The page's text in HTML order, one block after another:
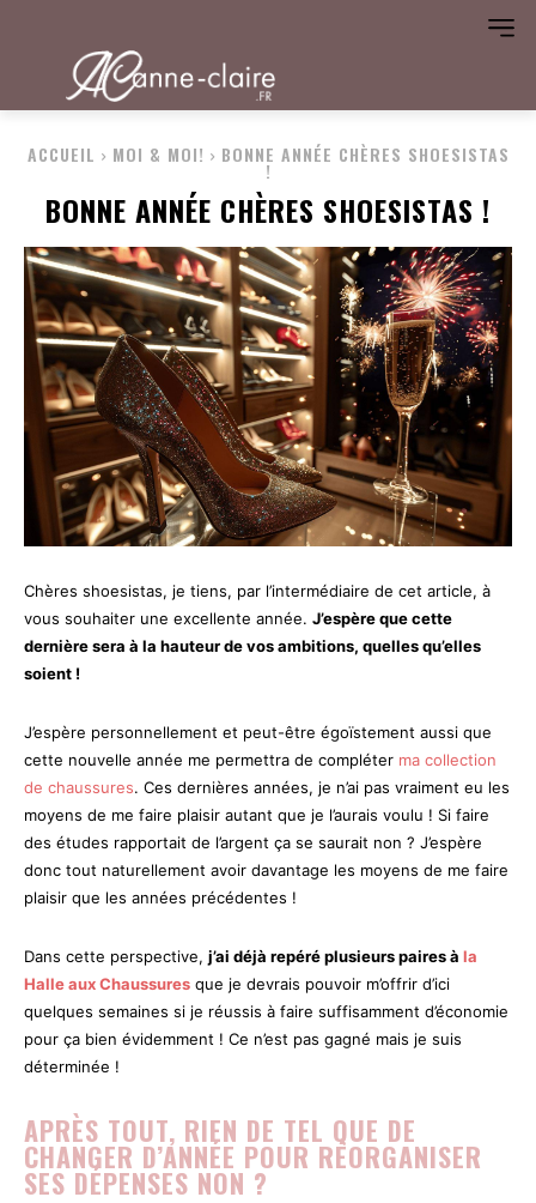
ACCUEIL MOI & MOI! BONNE ANNÉE CHÈRES SHOESISTAS
!
BONNE ANNÉE CHÈRES SHOESISTAS !
Chères shoesistas, je tiens, par l’intermédiaire de cet article, à
vous souhaiter une excellente année. J’espère que cette
dernière sera à la hauteur de vos ambitions, quelles qu’elles
soient !
J’espère personnellement et peut-être égoïstement aussi que
cette nouvelle année me permettra de compléter ma collection
de chaussures. Ces dernières années, je n’ai pas vraiment eu les
moyens de me faire plaisir autant que je l’aurais voulu ! Si faire
des études rapportait de l’argent ça se saurait non ? J’espère
donc tout naturellement avoir davantage les moyens de me faire
plaisir que les années précédentes !
Dans cette perspective, j’ai déjà repéré plusieurs paires à la
Halle aux Chaussures que je devrais pouvoir m’offrir d’ici
quelques semaines si je réussis à faire suffisamment d’économie
pour ça bien évidemment ! Ce n’est pas gagné mais je suis
déterminée !
APRÈS TOUT, RIEN DE TEL QUE DE
CHANGER D’ANNÉE POUR RÉORGANISER
SES DÉPENSES NON ?